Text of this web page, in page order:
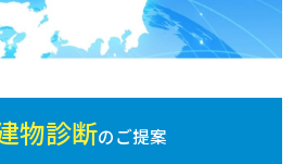
物診断のご提案